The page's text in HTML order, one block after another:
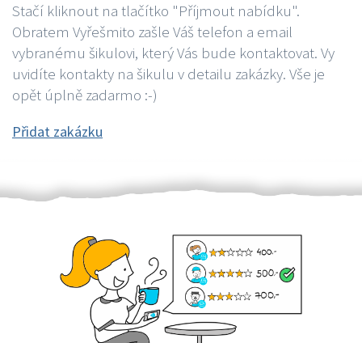
Stačí kliknout na tlačítko "Příjmout nabídku".
Obratem Vyřešmito zašle Váš telefon a email
vybranému šikulovi, který Vás bude kontaktovat. Vy
uvidíte kontakty na šikulu v detailu zakázky. Vše je
opět úplně zadarmo :-)
Přidat zakázku